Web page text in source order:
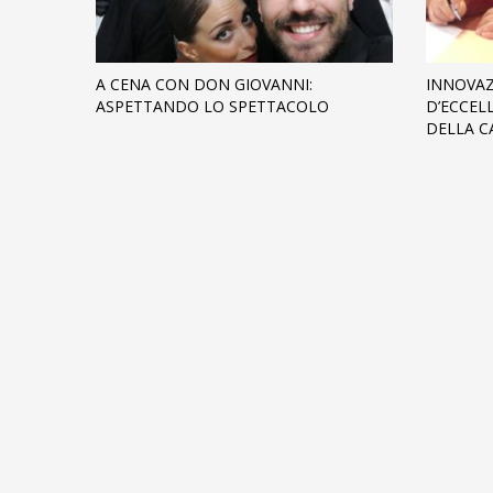
A CENA CON DON GIOVANNI:
ASPETTANDO LO SPETTACOLO
DELLA